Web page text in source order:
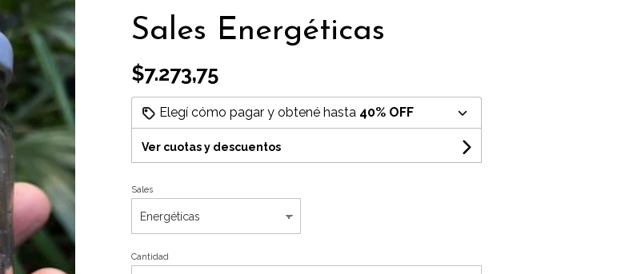
Sales Energéticas
$7.273,75
Elegí cómo pagar y obtené hasta 40% OFF
Ver cuotas y descuentos
Sales
Cantidad